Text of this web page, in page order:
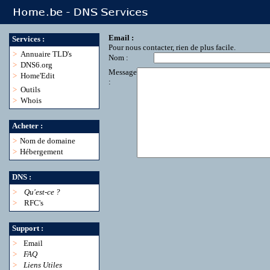
Services :
> Annuaire TLD's
> DNS6.org
> Home'Edit
> Outils
> Whois
Acheter :
> Nom de domaine
> Hébergement
DNS :
>
Qu'est-ce ?
>
RFC's
Support :
>
Email
>
FAQ
>
Liens Utiles
Email :
Pour nous contacter, rien de plus facile.
Nom :
Message
: